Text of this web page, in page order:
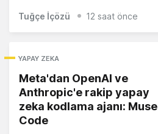
Tuğçe İçözü 12 saat önce
YAPAY ZEKA
Meta'dan OpenAI ve
Anthropic'e rakip yapay
zeka kodlama ajanı: Muse
Code